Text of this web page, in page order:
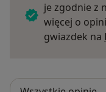
je zgodnie z
więcej o
gwiazdek na